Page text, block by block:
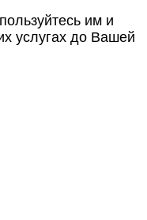
им и
услугах до Вашей